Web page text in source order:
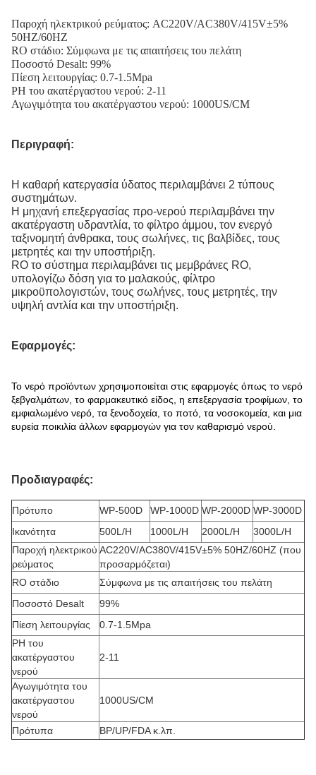
Παροχή ηλεκτρικού ρεύματος: AC220V/AC380V/415V±5%
50HZ/60HZ
RO στάδιο: Σύμφωνα με τις απαιτήσεις του πελάτη
Ποσοστό Desalt: 99%
Πίεση λειτουργίας: 0.7-1.5Mpa
PH του ακατέργαστου νερού: 2-11
Αγωγιμότητα του ακατέργαστου νερού: 1000US/CM
Περιγραφή:
Η καθαρή κατεργασία ύδατος περιλαμβάνει 2 τύπους
συστημάτων.
Η μηχανή επεξεργασίας προ-νερού περιλαμβάνει την
ακατέργαστη υδραντλία, το φίλτρο άμμου, τον ενεργό
ταξινομητή άνθρακα, τους σωλήνες, τις βαλβίδες, τους
μετρητές και την υποστήριξη.
RO το σύστημα περιλαμβάνει τις μεμβράνες RO,
υπολογίζω δόση για το μαλακούς, φίλτρο
μικροϋπολογιστών, τους σωλήνες, τους μετρητές, την
υψηλή αντλία και την υποστήριξη.
Εφαρμογές:
Το νερό προϊόντων χρησιμοποιείται στις εφαρμογές όπως το νερό
ξεβγαλμάτων, το φαρμακευτικό είδος, η επεξεργασία τροφίμων, το
εμφιαλωμένο νερό, τα ξενοδοχεία, το ποτό, τα νοσοκομεία, και μια
ευρεία ποικιλία άλλων εφαρμογών για τον καθαρισμό νερού.
Προδιαγραφές:
Πρότυπο WP-500D WP-1000D WP-2000D WP-3000D
Ικανότητα
500L/H 1000L/H 2000L/H
3000L/H
Παροχή ηλεκτρικού
ρεύματος
AC220V/AC380V/415V±5% 50HZ/60HZ (που
προσαρμόζεται)
RO στάδιο
Σύμφωνα με τις απαιτήσεις του πελάτη
Ποσοστό Desalt
99%
Πίεση λειτουργίας
0.7-1.5Mpa
PH του
ακατέργαστου
νερού
2-11
Αγωγιμότητα του
ακατέργαστου
νερού
1000US/CM
Πρότυπα BP/UP/FDA κ.λπ.